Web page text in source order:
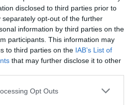
disclosed to third parties prior to
separately opt-out of the further
information by third parties on the
participants. This information may
to third parties on the IAB’s List of
that may further disclose it to other
Opt Outs